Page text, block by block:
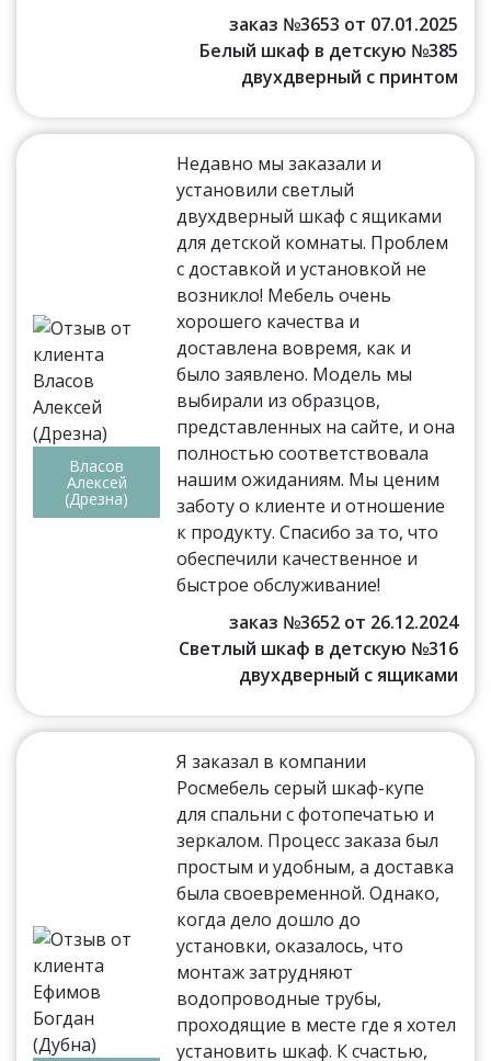
заказ №3653 от 07.01.2025
Белый шкаф в детскую №385
двухдверный с принтом
Власов
Алексей
(Дрезна)
Недавно мы заказали и
установили светлый
двухдверный шкаф с ящиками
для детской комнаты. Проблем
с доставкой и установкой не
возникло! Мебель очень
хорошего качества и
доставлена вовремя, как и
было заявлено. Модель мы
выбирали из образцов,
представленных на сайте, и она
полностью соответствовала
нашим ожиданиям. Мы ценим
заботу о клиенте и отношение
к продукту. Спасибо за то, что
обеспечили качественное и
быстрое обслуживание!
заказ №3652 от 26.12.2024
Светлый шкаф в детскую №316
двухдверный с ящиками
Я заказал в компании
Росмебель серый шкаф-купе
для спальни с фотопечатью и
зеркалом. Процесс заказа был
простым и удобным, а доставка
была своевременной. Однако,
когда дело дошло до
установки, оказалось, что
монтаж затрудняют
водопроводные трубы,
проходящие в месте где я хотел
установить шкаф. К счастью,